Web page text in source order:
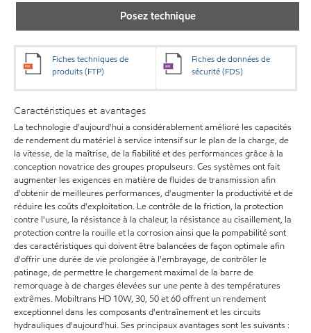
Posez technique
Fiches techniques de
produits (FTP)
Fiches de données de
sécurité (FDS)
Caractéristiques et avantages
La technologie d'aujourd'hui a considérablement amélioré les capacités
de rendement du matériel à service intensif sur le plan de la charge, de
la vitesse, de la maîtrise, de la fiabilité et des performances grâce à la
conception novatrice des groupes propulseurs. Ces systèmes ont fait
augmenter les exigences en matière de fluides de transmission afin
d'obtenir de meilleures performances, d'augmenter la productivité et de
réduire les coûts d'exploitation. Le contrôle de la friction, la protection
contre l'usure, la résistance à la chaleur, la résistance au cisaillement, la
protection contre la rouille et la corrosion ainsi que la pompabilité sont
des caractéristiques qui doivent être balancées de façon optimale afin
d'offrir une durée de vie prolongée à l'embrayage, de contrôler le
patinage, de permettre le chargement maximal de la barre de
remorquage à de charges élevées sur une pente à des températures
extrêmes. Mobiltrans HD 10W, 30, 50 et 60 offrent un rendement
exceptionnel dans les composants d'entraînement et les circuits
hydrauliques d'aujourd'hui. Ses principaux avantages sont les suivants :